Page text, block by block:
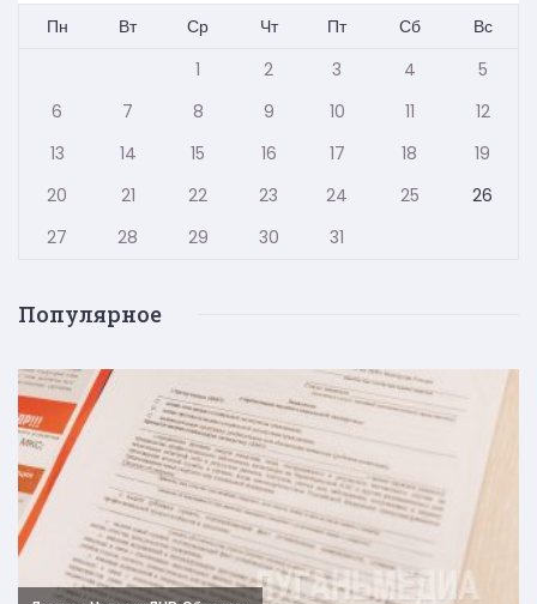
Пн
Вт Ср Чт Пт Сб
Вс
1
2 3 4
5
6
7 8 9 10 11
12
13
14 15 16 17 18
19
20
21 22 23 24 25
26
27
28 29 30 31
Популярное